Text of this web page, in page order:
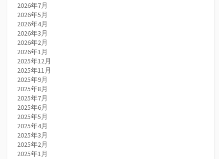
2026年7月
2026年5月
2026年4月
2026年3月
2026年2月
2026年1月
2025年12月
2025年11月
2025年9月
2025年8月
2025年7月
2025年6月
2025年5月
2025年4月
2025年3月
2025年2月
2025年1月